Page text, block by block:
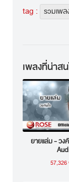
tag : รวมเพ
เพลงที่น่าสน
ยายแล่ม - วง
57,326